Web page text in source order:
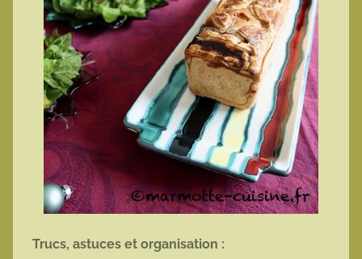
Trucs, astuces et organisation :